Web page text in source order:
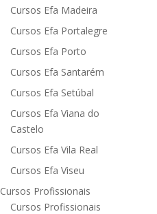
Cursos Efa Madeira
Cursos Efa Portalegre
Cursos Efa Porto
Cursos Efa Santarém
Cursos Efa Setúbal
Cursos Efa Viana do
Castelo
Cursos Efa Vila Real
Cursos Efa Viseu
Cursos Profissionais
Cursos Profissionais